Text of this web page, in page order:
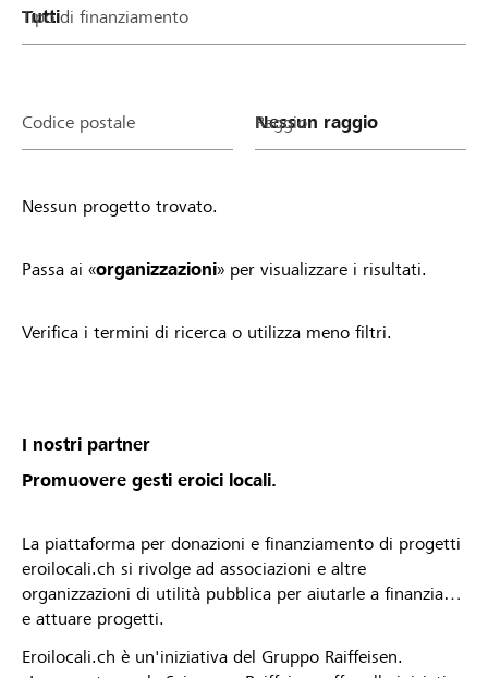
Tipo di finanziamento
Codice postale Raggio
Nessun progetto trovato.
Passa ai «organizzazioni» per visualizzare i risultati.
Verifica i termini di ricerca o utilizza meno filtri.
I nostri partner
Promuovere gesti eroici locali.
La piattaforma per donazioni e finanziamento di progetti
eroilocali.ch si rivolge ad associazioni e altre
organizzazioni di utilità pubblica per aiutarle a finanziare
e attuare progetti.
Eroilocali.ch è un'iniziativa del Gruppo Raiffeisen.